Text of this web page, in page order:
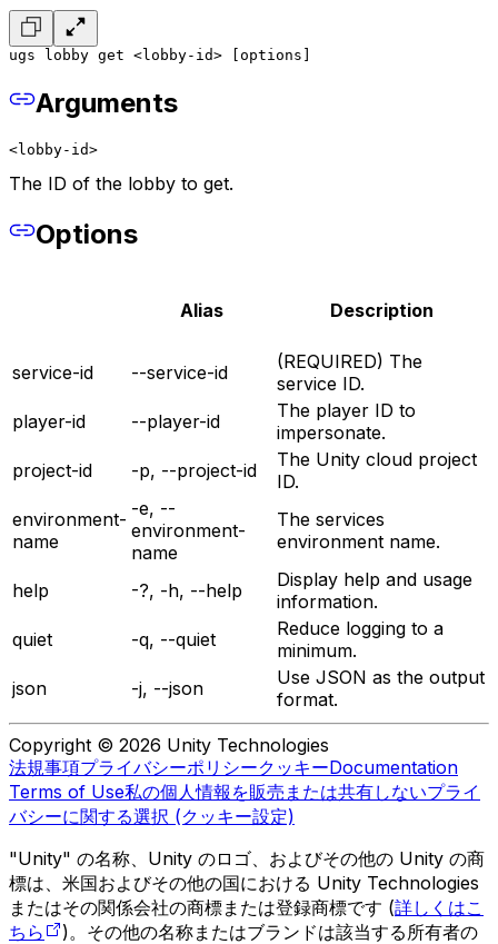
ugs lobby get <lobby-id> [options]
Arguments
<lobby-id>
The ID of the lobby to get.
Options
Alias Description
service-id --service-id
(REQUIRED) The
service ID.
player-id
--player-id
The player ID to
impersonate.
project-id
-p, --project-id
The Unity cloud project
ID.
environment-
name
-e, --
environment-
name
The services
environment name.
help -?, -h, --help
Display help and usage
information.
quiet
-q, --quiet
Reduce logging to a
minimum.
json
-j, --json
Use JSON as the output
format.
Copyright © 2026 Unity Technologies
法規事項プライバシーポリシークッキーDocumentation
Terms of Use私の個人情報を販売または共有しないプライ
バシーに関する選択 (クッキー設定)
"Unity" の名称、Unity のロゴ、およびその他の Unity の商
標は、米国およびその他の国における Unity Technologies
またはその関係会社の商標または登録商標です (詳しくはこ
ちら
)。その他の名称またはブランドは該当する所有者の